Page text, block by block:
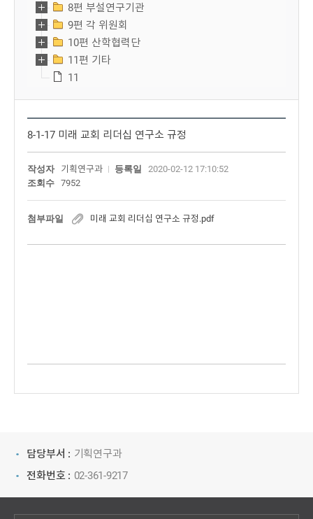
8편 부설연구기관
9편 각 위원회
10편 산학협력단
11편 기타
11
8-1-17 미래 교회 리더십 연구소 규정
작성자 기획연구과 등록일
2020-02-12 17:10:52
조회수
7952
첨부파일 미래 교회 리더십 연구소 규정.pdf
담당부서 : 기획연구과
전화번호 : 02-361-9217